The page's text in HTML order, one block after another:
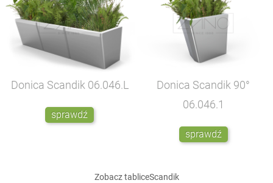
Donica Scandik 06.046.L
sprawdź
Donica Scandik 90°
06.046.1
sprawdź
ZobacztabliceScandik